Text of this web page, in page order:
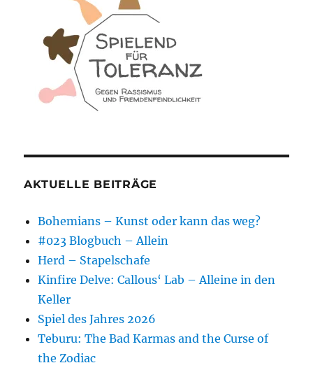
AKTUELLE BEITRÄGE
Bohemians – Kunst oder kann das weg?
#023 Blogbuch – Allein
Herd – Stapelschafe
Kinfire Delve: Callous‘ Lab – Alleine in den
Keller
Spiel des Jahres 2026
Teburu: The Bad Karmas and the Curse of
the Zodiac